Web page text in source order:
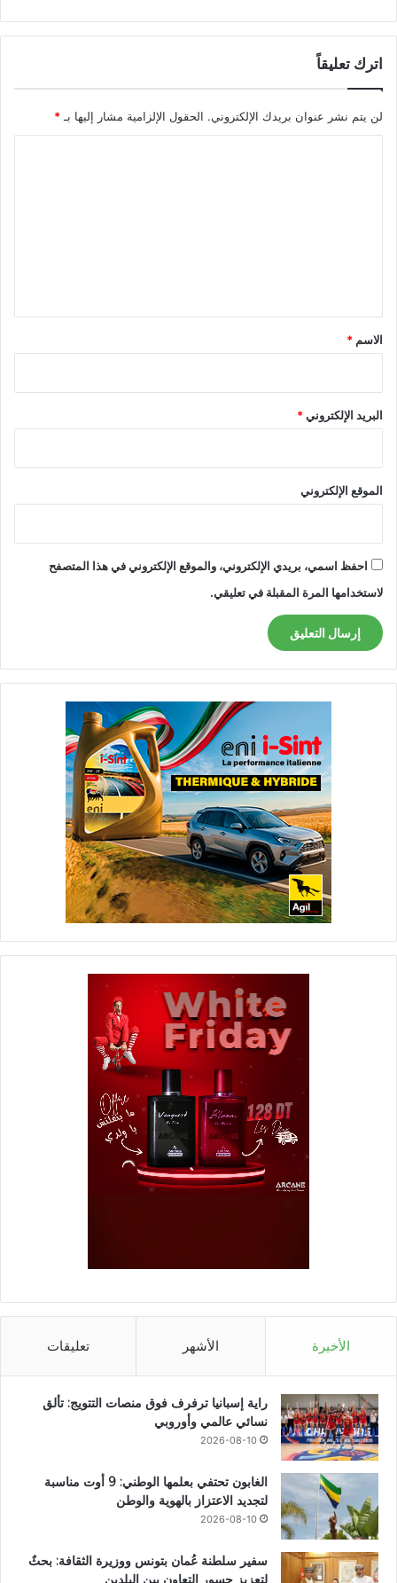
اترك تعليقاً
لن يتم نشر عنوان بريدك الإلكتروني. الحقول الإلزامية مشار إليها بـ *
*
الاسم *
البريد الإلكتروني*
الموقع الإلكتروني
احفظ اسمي، بريدي الإلكتروني، والموقع الإلكتروني في هذا المتصفح
لاستخدامها المرة المقبلة في تعليقي.
الأخيرة الأشهر تعليقات
راية إسبانيا ترفرف فوق منصات التتويج: تألق
نسائي عالمي وأوروبي
2026-08-10
الغابون تحتفي بعلمها الوطني: 9 أوت مناسبة
لتجديد الاعتزاز بالهوية والوطن
2026-08-10
سفير سلطنة عُمان بتونس ووزيرة الثقافة: بحثٌ
لتعزيز جسور التعاون بين البلدين